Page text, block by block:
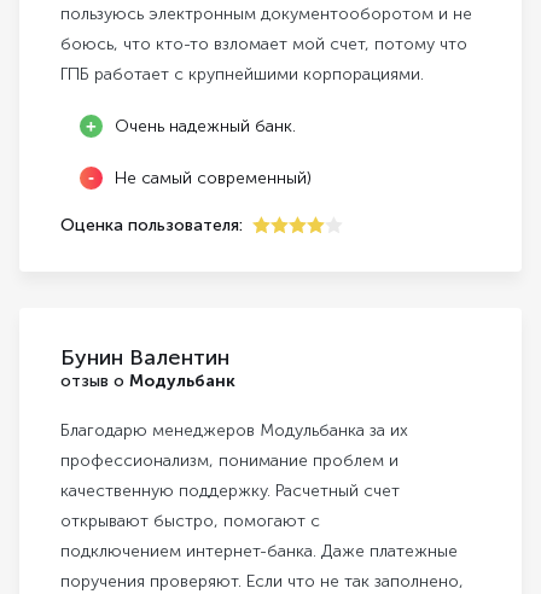
пользуюсь электронным документооборотом и не
боюсь, что кто-то взломает мой счет, потому что
ГПБ работает с крупнейшими корпорациями.
Очень надежный банк.
Не самый современный)
Оценка пользователя:
Бунин Валентин
отзыв о Модульбанк
Благодарю менеджеров Модульбанка за их
профессионализм, понимание проблем и
качественную поддержку. Расчетный счет
открывают быстро, помогают с
подключением интернет-банка. Даже платежные
поручения проверяют. Если что не так заполнено,